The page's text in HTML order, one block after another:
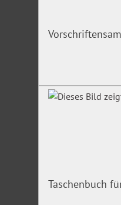
Taschenbuch